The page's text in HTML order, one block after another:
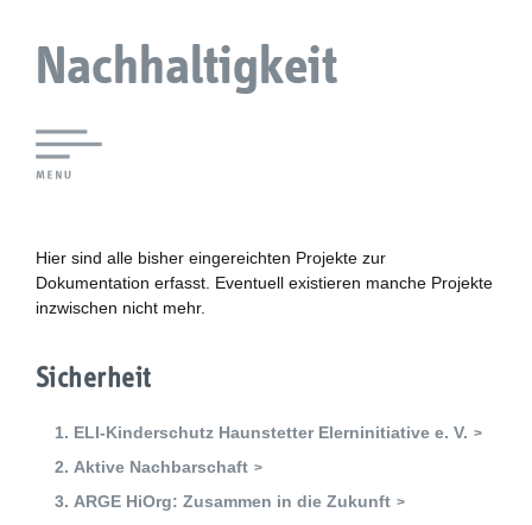
Nachhaltigkeit
Agendaforen
Zukunftsleitlinien
Nachhaltigkeitsbeirat
Berichterstattung
Biostadt
Hier sind alle bisher eingereichten Projekte zur
Dokumentation erfasst. Eventuell existieren manche Projekte
inzwischen nicht mehr.
Sicherheit
ELI-Kinderschutz Haunstetter Elerninitiative e. V.
Aktive Nachbarschaft
ARGE HiOrg: Zusammen in die Zukunft